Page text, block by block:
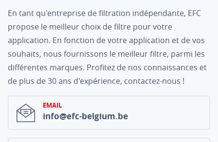
En tant qu'entreprise de filtration indépendante, EFC
propose le meilleur choix de filtre pour votre
application. En fonction de votre application et de vos
souhaits, nous fournissons le meilleur filtre, parmi les
différentes marques. Profitez de nos connaissances et
de plus de 30 ans d'expérience, contactez-nous !
EMAIL
info@efc-belgium.be